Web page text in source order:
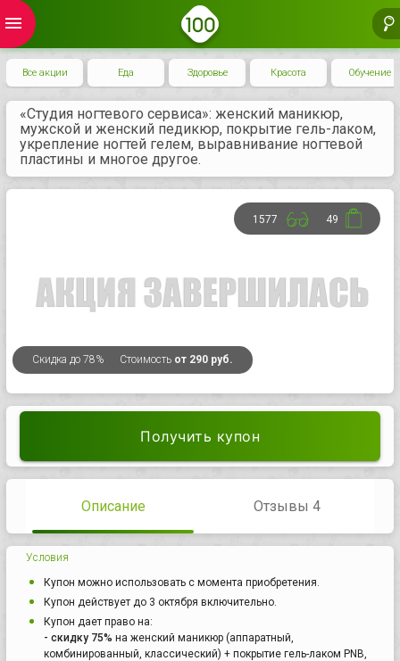
menu
Все акции Еда Здоровье Красота Обучение
«Студия ногтевого сервиса»: женский маникюр,
мужской и женский педикюр, покрытие гель-лаком,
укрепление ногтей гелем, выравнивание ногтевой
пластины и многое другое.
Скидка до 78% Стоимость от 290 руб.
1577 49
Получить купон
Описание Отзывы 4
Условия
Купон можно использовать с момента приобретения.
Купон действует до 3 октября включительно.
Купон дает право на:
- скидку 75% на женский маникюр (аппаратный,
комбинированный, классический) + покрытие гель-лаком PNB,